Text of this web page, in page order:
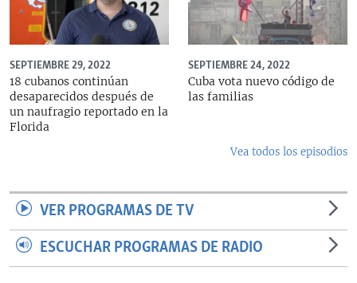
SEPTIEMBRE 29, 2022
18 cubanos continúan
desaparecidos después de
un naufragio reportado en la
Florida
SEPTIEMBRE 24, 2022
Cuba vota nuevo código de
las familias
Vea todos los episodios
VER PROGRAMAS DE TV
ESCUCHAR PROGRAMAS DE RADIO